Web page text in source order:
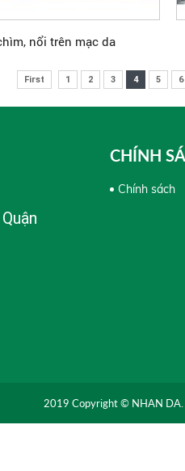
nổi trên mạc da
First 1 2 3 4 5 6
CHÍNH
Chính sách
2019 Copyright © NHAN DA.